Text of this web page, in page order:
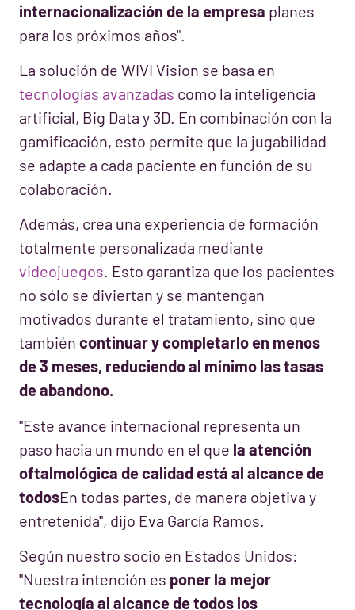
internacionalización de la empresa planes
para los próximos años".
La solución de WIVI Vision se basa en
tecnologías avanzadas como la inteligencia
artificial, Big Data y 3D. En combinación con la
gamificación, esto permite que la jugabilidad
se adapte a cada paciente en función de su
colaboración.
Además, crea una experiencia de formación
totalmente personalizada mediante
videojuegos. Esto garantiza que los pacientes
no sólo se diviertan y se mantengan
motivados durante el tratamiento, sino que
también continuar y completarlo en menos
de 3 meses, reduciendo al mínimo las tasas
de abandono.
"Este avance internacional representa un
paso hacia un mundo en el que la atención
oftalmológica de calidad está al alcance de
todosEn todas partes, de manera objetiva y
entretenida", dijo Eva García Ramos.
Según nuestro socio en Estados Unidos:
"Nuestra intención es poner la mejor
tecnología al alcance de todos los